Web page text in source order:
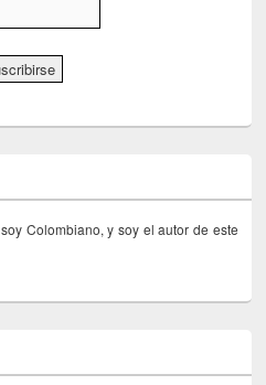
soy Colombiano, y soy el autor de este